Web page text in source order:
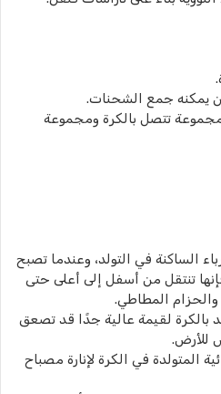
يمكنه جمع الشحنات.
تتصل بالكرة ومجموعة
الساكنة في التولد، وعندما تصبح
تنتقل من أسفل إلى أعلى حتى
والحزام المطاطي.
بالكرة لقيمة عالية جدًا قد تصعق
للأرض.
المتولدة في الكرة لإنارة مصباح